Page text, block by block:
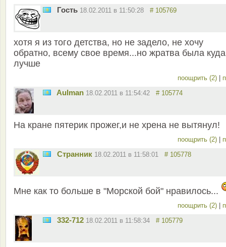
Гость 18.02.2011 в 11:50:28 # 105769
хотя я из того детства, но не задело, не хочу
обратно, всему свое время...но жратва была куда
лучше
поощрить (2)
Aulman 18.02.2011 в 11:54:42 # 105774
На кране пятерик прожег,и не хрена не вытянул!
поощрить (2)
Странник 18.02.2011 в 11:58:01 # 105778
Мне как то больше в "Морской бой" нравилось...
поощрить (2)
332-712 18.02.2011 в 11:58:34 # 105779